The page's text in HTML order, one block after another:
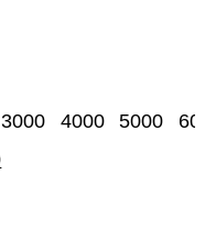
3000 4000 5000